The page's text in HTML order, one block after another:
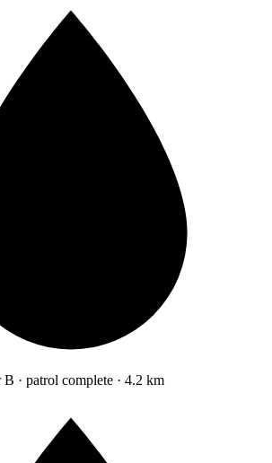
B · patrol complete · 4.2 km